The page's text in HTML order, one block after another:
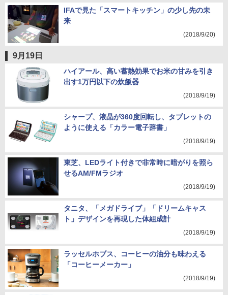
IFAで見た「スマートキッチン」の少し先の未
来
(2018/9/20)
9月19日
ハイアール、高い蓄熱効果でお米の甘みを引き
出す1万円以下の炊飯器
(2018/9/19)
シャープ、液晶が360度回転し、タブレットの
ように使える「カラー電子辞書」
(2018/9/19)
東芝、LEDライト付きで非常時に暗がりを照ら
せるAM/FMラジオ
(2018/9/19)
タニタ、「メガドライブ」「ドリームキャス
ト」デザインを再現した体組成計
(2018/9/19)
ラッセルホブス、コーヒーの油分も味わえる
「コーヒーメーカー」
(2018/9/19)